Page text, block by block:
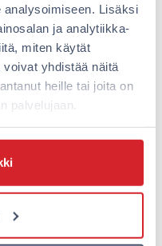
Lisäksi
ja analytiikka-
miten käytät
yhdistää näitä
heille tai joita on
palvelujaan.
–
MAJn
ja